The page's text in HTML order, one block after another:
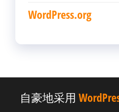
WordPress.org
自豪地采用